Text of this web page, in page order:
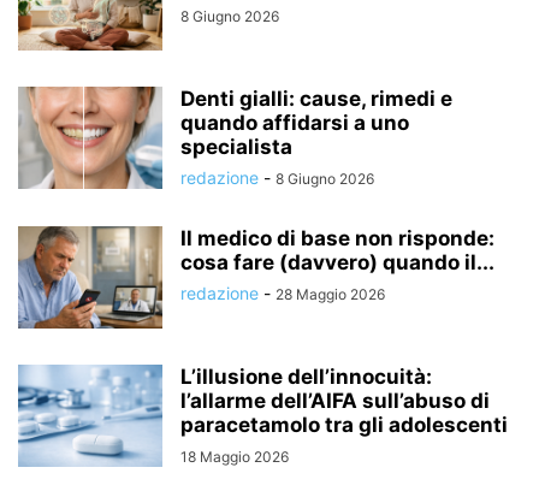
8 Giugno 2026
Denti gialli: cause, rimedi e
quando affidarsi a uno
specialista
redazione - 8 Giugno 2026
Il medico di base non risponde:
cosa fare (davvero) quando il...
redazione - 28 Maggio 2026
L’illusione dell’innocuità:
l’allarme dell’AIFA sull’abuso di
paracetamolo tra gli adolescenti
18 Maggio 2026